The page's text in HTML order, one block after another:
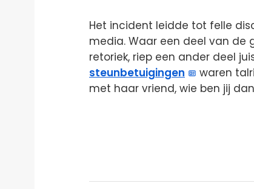
Het incident leidde tot felle
media. Waar een deel van de
retoriek, riep een ander deel
steunbetuigingen
waren
met haar vriend, wie ben jij